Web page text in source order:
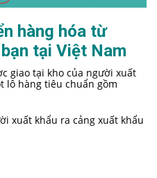
hàng hóa từ
tại Việt Nam
giao tại kho của người xuất
lô hàng tiêu chuẩn gồm
xuất khẩu ra cảng xuất khẩu